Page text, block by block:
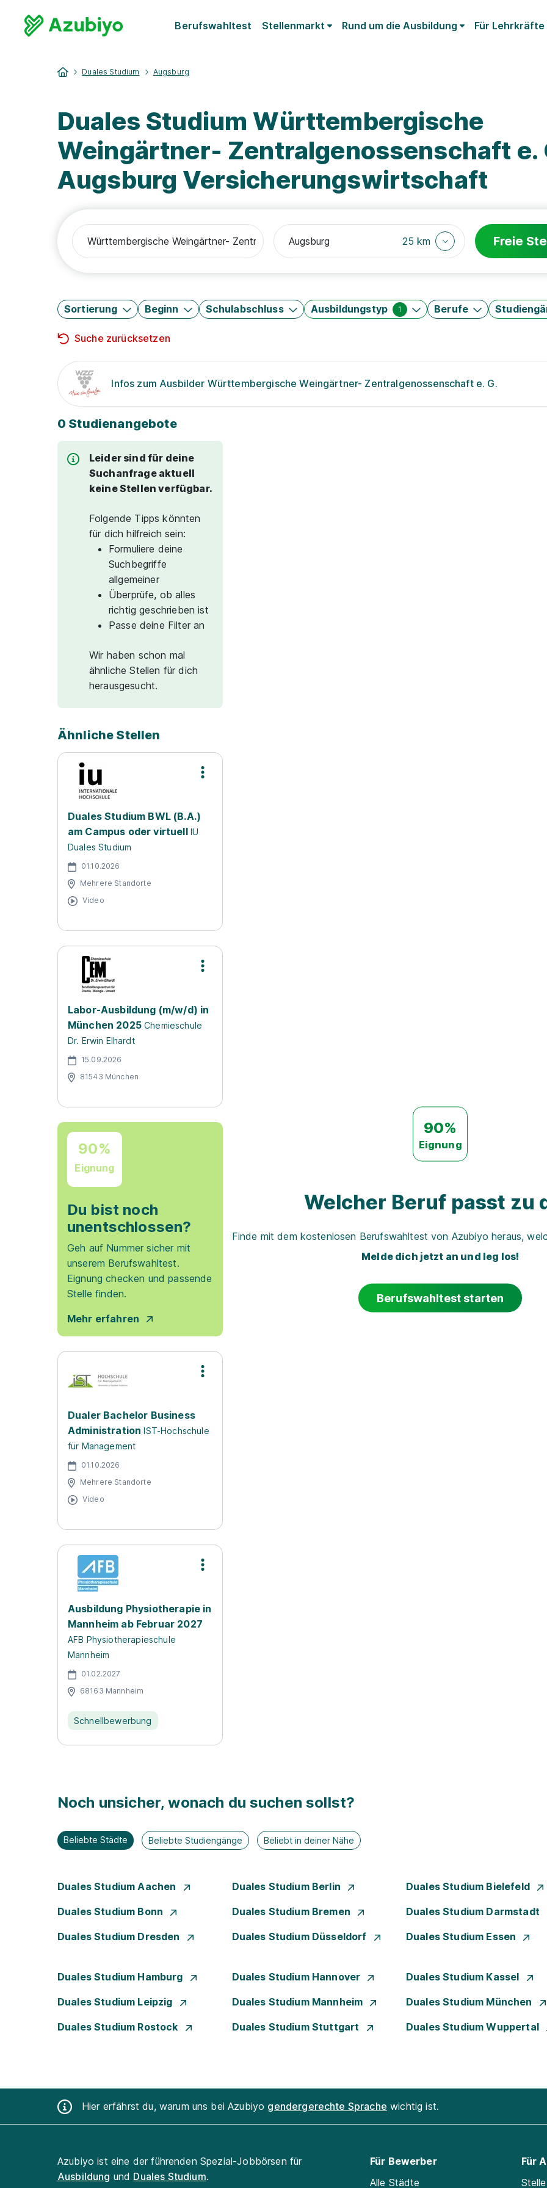
Berufswahltest Stellenmarkt Rund um die Ausbildung Für Lehrkräfte
Duales Studium Augsburg
Duales Studium Württembergische
Weingärtner- Zentralgenossenschaft e.
Augsburg Versicherungswirtschaft
25 km Freie
Sortierung Beginn Schulabschluss Ausbildungstyp 1 Berufe
Suche zurücksetzen
Infos zum Ausbilder Württembergische Weingärtner- Zentralgenossenschaft e. G.
0 Studienangebote
Leider sind für deine
Suchanfrage aktuell
keine Stellen verfügbar.
Folgende Tipps könnten
für dich hilfreich sein:
Formuliere deine
Suchbegriffe
allgemeiner
Überprüfe, ob alles
richtig geschrieben ist
Passe deine Filter an
Wir haben schon mal
ähnliche Stellen für dich
herausgesucht.
Ähnliche Stellen
Duales Studium BWL (B.A.)
am Campus oder virtuell IU
Duales Studium
01.10.2026
Mehrere Standorte
Video
Labor-Ausbildung (m/w/d) in
München 2025 Chemieschule
Dr. Erwin Elhardt
15.09.2026
81543 München
90%
Eignung
Du bist noch
unentschlossen?
Geh auf Nummer sicher mit
unserem Berufswahltest.
Eignung checken und passende
Stelle finden.
Mehr erfahren
Dualer Bachelor Business
Administration IST-Hochschule
für Management
01.10.2026
Mehrere Standorte
Video
Ausbildung Physiotherapie in
Mannheim ab Februar 2027
AFB Physiotherapieschule
Mannheim
01.02.2027
68163 Mannheim
Schnellbewerbung
90%
Eignung
Welcher Beruf passt zu
Finde mit dem kostenlosen Berufswahltest von Azubiyo heraus,
Melde dich jetzt an und leg los!
Berufswahltest starten
Noch unsicher, wonach du suchen sollst?
Beliebte Städte Beliebte Studiengänge Beliebt in deiner Nähe
Duales Studium Aachen Duales Studium Berlin Duales Studium Bielefeld
Duales Studium Bonn Duales Studium Bremen Duales Studium Darmstadt
Duales Studium Dresden Duales Studium Düsseldorf Duales Studium Essen
Duales Studium Hamburg Duales Studium Hannover Duales Studium Kassel
Duales Studium Leipzig Duales Studium Mannheim Duales Studium München
Duales Studium Rostock Duales Studium Stuttgart Duales Studium Wuppertal
Hier erfährst du, warum uns bei Azubiyo gendergerechte Sprache wichtig ist.
Azubiyo ist eine der führenden Spezial-Jobbörsen für
Ausbildung und Duales Studium.
Für Bewerber
Alle Städte
Für